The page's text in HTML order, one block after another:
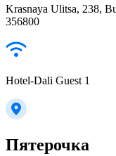
Krasnaya Ulitsa, 238,
356800
Hotel-Dali Guest 1
Пятерочка